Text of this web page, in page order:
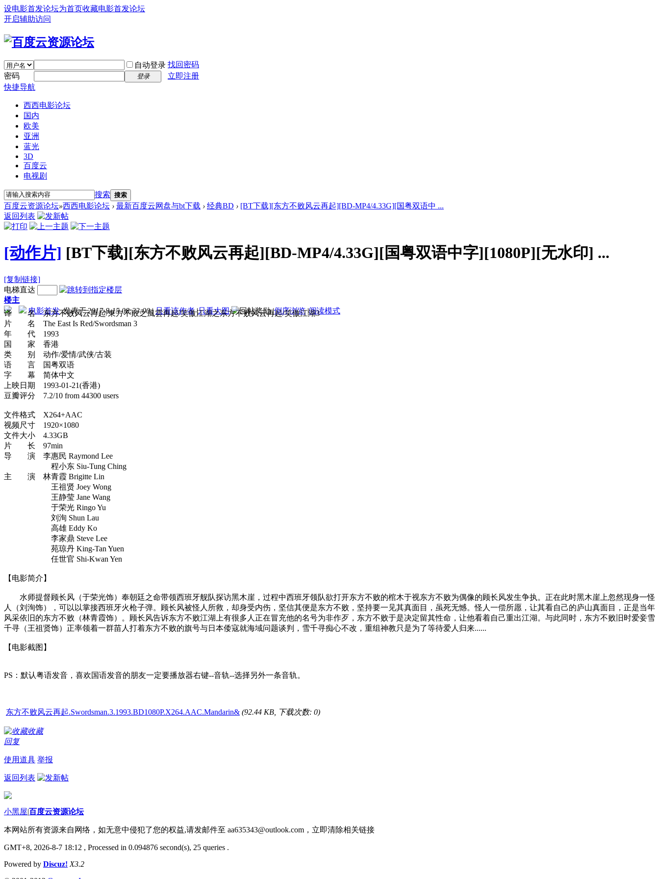
设电影首发论坛为首页收藏电影首发论坛
开启辅助访问
自动登录 找回密码
密码
登录
立即注册
快捷导航
西西电影论坛
国内
欧美
亚洲
蓝光
3D
百度云
电视剧
搜索 搜索
百度云资源论坛»西西电影论坛 › 最新百度云网盘与bt下载 › 经典BD › [BT下载][东方不败风云再起][BD-MP4/4.33G][国粤双语中 ...
返回列表
[动作片] [BT下载][东方不败风云再起][BD-MP4/4.33G][国粤双语中字][1080P][无水印] ...
[复制链接]
电梯直达
楼主
电影首发 发表于 2017-8-15 08:23:00 | 只看该作者 |只看大图 |倒序浏览 |阅读模式
译 名 东方不败风云再起/東方不敗之風雲再起/笑傲江湖之东方不败风云再起/笑傲江湖3
片 名 The East Is Red/Swordsman 3
年 代 1993
国 家 香港
类 别 动作/爱情/武侠/古装
语 言 国粤双语
字 幕 简体中文
上映日期 1993-01-21(香港)
豆瓣评分 7.2/10 from 44300 users
文件格式 X264+AAC
视频尺寸 1920×1080
文件大小 4.33GB
片 长 97min
导 演 李惠民 Raymond Lee
程小东 Siu-Tung Ching
主 演 林青霞 Brigitte Lin
王祖贤 Joey Wong
王静莹 Jane Wang
于荣光 Ringo Yu
刘洵 Shun Lau
高雄 Eddy Ko
李家鼎 Steve Lee
苑琼丹 King-Tan Yuen
任世官 Shi-Kwan Yen
【电影简介】
水师提督顾长风（于荣光饰）奉朝廷之命带领西班牙舰队探访黑木崖，过程中西班牙领队欲打开东方不败的棺木于视东方不败为偶像的顾长风发生争执。正在此时黑木崖上忽然现身一怪
人（刘洵饰），可以以掌接西班牙火枪子弹。顾长风被怪人所救，却身受内伤，坚信其便是东方不败，坚持要一见其真面目，虽死无憾。怪人一偿所愿，让其看自己的庐山真面目，正是当年
风采依旧的东方不败（林青霞饰）。顾长风告诉东方不败江湖上有很多人正在冒充他的名号为非作歹，东方不败于是决定留其性命，让他看着自己重出江湖。与此同时，东方不败旧时爱妾雪
千寻（王祖贤饰）正率领着一群苗人打着东方不败的旗号与日本倭寇就海域问题谈判，雪千寻痴心不改，重组神教只是为了等待爱人归来......
【电影截图】
PS：默认粤语发音，喜欢国语发音的朋友一定要播放器右键--音轨--选择另外一条音轨。
东方不败风云再起.Swordsman.3.1993.BD1080P.X264.AAC.Mandarin& (92.44 KB, 下载次数: 0)
收藏
回复
使用道具 举报
返回列表
小黑屋|百度云资源论坛
本网站所有资源来自网络，如无意中侵犯了您的权益,请发邮件至 aa635343@outlook.com ，立即清除相关链接
GMT+8, 2026-8-7 18:12 , Processed in 0.094876 second(s), 25 queries .
Powered by Discuz! X3.2